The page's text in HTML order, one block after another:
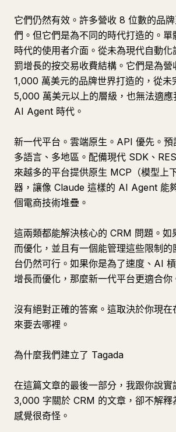
它們仍然有效。許多營收 8 位數的品
們。但它們是為不同的時代打造的。
時代的使用者介面。從未為現代自動
罰增長的按交易收費結構。它們是為營
1,000 萬美元的品牌世界打造的，從未
5,000 萬美元以上的層級，也無法適應
AI Agent 時代。
新一代平台。雲端原生。API 優先。預
多語言、多地區。配備現代 SDK、
來越多的平台提供原生 MCP（模型上
器，讓像 Claude 這樣的 AI Agent 能
個電商技術堆疊。
這兩類都能解決核心的 CRM 問題。如
而優化，並且有一個能管理這些限制
台仍然可行。如果你是為了速度、AI
增長而優化，那麼新一代平台更適合你
沒有絕對正確的答案。這取決於你現
來要去哪裡。
為什麼我們建立了 Tagada
在這篇文章的最後一部分，我跟你說實
3,000 字關於 CRM 的文章，卻不解釋
感覺很奇怪。